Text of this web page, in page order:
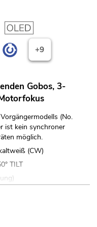
+9
Gobos, 3-
(No.
ist kein synchroner
möglich.
(CW)
TILT
rotierenden Gobos;